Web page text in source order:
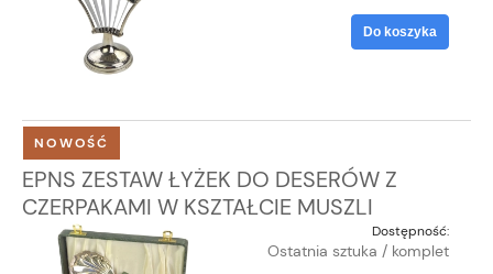
Do koszyka
EPNS ZESTAW ŁYŻEK DO DESERÓW Z
CZERPAKAMI W KSZTAŁCIE MUSZLI
Dostępność:
Ostatnia sztuka / komplet
NOWOŚĆ